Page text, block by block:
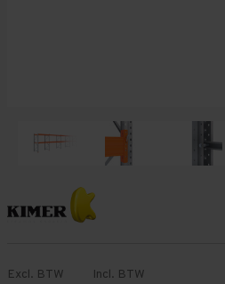
Excl. BTW Incl. BTW